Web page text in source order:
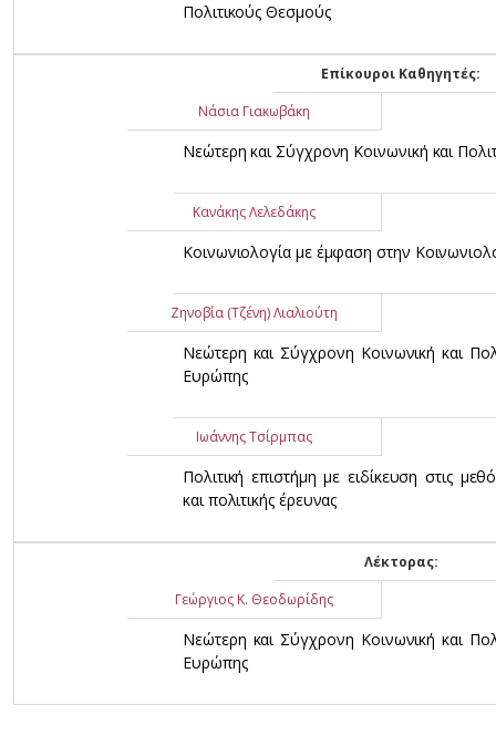
Πολιτικούς Θεσμούς
Επίκουροι Καθηγητές:
Νάσια Γιακωβάκη
Νεώτερη και Σύγχρονη Κοινωνική και
Κανάκης Λελεδάκης
Κοινωνιολογία με έμφαση στην
Ζηνοβία (Τζένη) Λιαλιούτη
Νεώτερη και Σύγχρονη Κοινωνική και
Ευρώπης
Ιωάννης Τσίρμπας
Πολιτική επιστήμη με ειδίκευση στις
και πολιτικής έρευνας
Λέκτορας:
Γεώργιος Κ. Θεοδωρίδης
Νεώτερη και Σύγχρονη Κοινωνική και
Ευρώπης